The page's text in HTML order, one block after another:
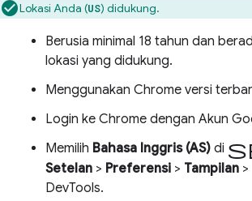
Lokasi Anda (US) didukung.
Berusia minimal 18 tahun dan
lokasi yang didukung.
Menggunakan Chrome versi
Login ke Chrome dengan Akun
Memilih Bahasa Inggris (AS) di
Setelan > Preferensi > Tampilan >
DevTools.